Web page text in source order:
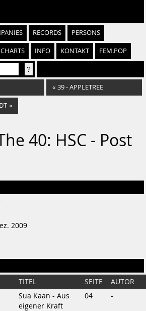
RECORDS PERSONS
CHARTS INFO KONTAKT FEM.POP
« 39 - APPLETREE
»
40: HSC - Post
2009
TITEL SEITE
AUTOR
Sua Kaan - Aus
eigener Kraft
04 -